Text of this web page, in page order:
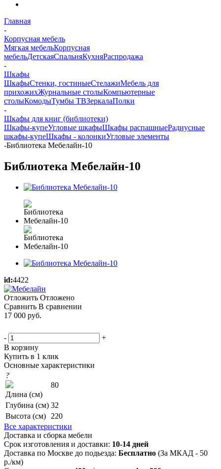
Главная
-
Корпусная мебель
Мягкая мебельКорпусная
мебельДетскаяСпальняКухняРаспродажа
-
Шкафы
ШкафыСтенки, гостиныеСтелажиМебель для
прихожихЖурнальные столыКомпьютерные
столыКомодыТумбы ТВЗеркалаПолки
-
Шкафы для книг (библиотеки)
Шкафы-купеУгловые шкафыШкафы распашныеРадиусные
шкафы-купеШкафы - колонкиУгловые элементы
-Библиотека Мебелайн-10
Библиотека Мебелайн-10
id:4422
Отложить Отложено
Сравнить В сравнении
17 000 руб.
-
+
В корзину
Купить в 1 клик
Основные характеристики
?
Длина (см)
80
Глубина (см) 32
Высота (см)
220
Все характеристики
Доставка и сборка мебели
Срок изготовления и доставки: 10-14 дней
Доставка по Москве до подьезда: Бесплатно (За МКАД - 50
р./км)